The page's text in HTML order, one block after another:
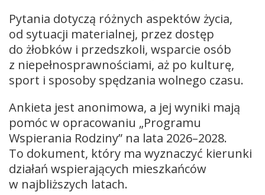
Pytania dotyczą różnych aspektów życia,
od sytuacji materialnej, przez dostęp
do żłobków i przedszkoli, wsparcie osób
z niepełnosprawnościami, aż po kulturę,
sport i sposoby spędzania wolnego czasu.
Ankieta jest anonimowa, a jej wyniki mają
pomóc w opracowaniu „Programu
Wspierania Rodziny” na lata 2026–2028.
To dokument, który ma wyznaczyć kierunki
działań wspierających mieszkańców
w najbliższych latach.